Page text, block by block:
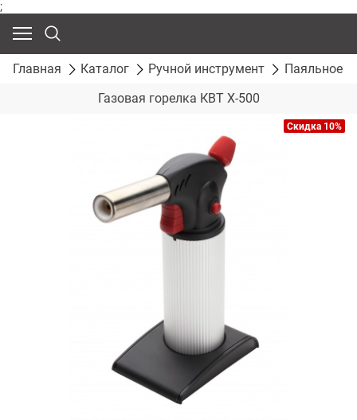
;
Главная Каталог Ручной инструмент
Паяльное
Газовая горелка КВТ X-500
Скидка 10%